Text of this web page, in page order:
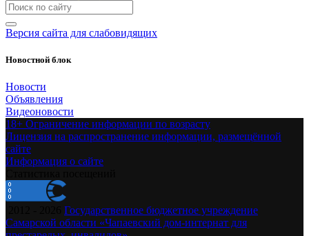
Версия сайта для слабовидящих
Новостной блок
Новости
Объявления
Видеоновости
18+ Ограничение информации по возрасту
Лицензия на распространение информации, размещённой
сайте
Информация о сайте
Государственное бюджетное учреждение
Самарской области «Чапаевский дом-интернат для